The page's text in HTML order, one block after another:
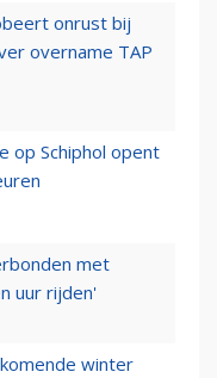
onrust bij
overname TAP
op Schiphol opent
met
uur rijden'
winter